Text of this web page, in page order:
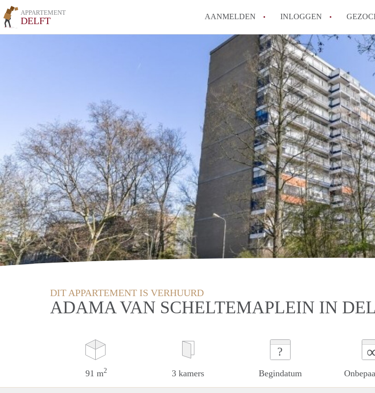
APPARTEMENT
DELFT AANMELDEN INLOGGEN
How to translate
Wat is
Hoeveel kost het
Wat is de
Berekent
Alle veelgestelde
DIT APPARTEMENT IS VERHUURD
ADAMA VAN SCHELTEMAPLEIN IN
91 m2 3 kamers
?
Begindatum